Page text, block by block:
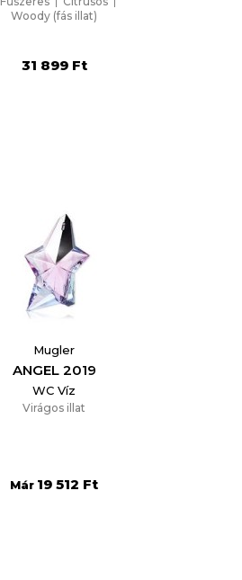
Woody (fás illat)
31 899 Ft
Mugler
ANGEL 2019
WC Víz
Virágos illat
Már 19 512 Ft